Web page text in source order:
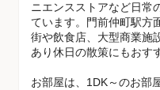
ニエンスストアなど日常
ています。門前仲町駅方
街や飲食店、大型商業施
あり休日の散策にもおす
お部屋は、1DK～のお部